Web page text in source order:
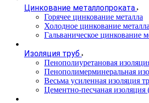
Цинкование металлопроката
Горячее цинкование металла
Холодное цинкование металла
Гальваническое цинкование
Изоляция труб
Пенополиуретановая
Пенополимерминеральная
Весьма усиленная изоляция
Цементно-песчаная